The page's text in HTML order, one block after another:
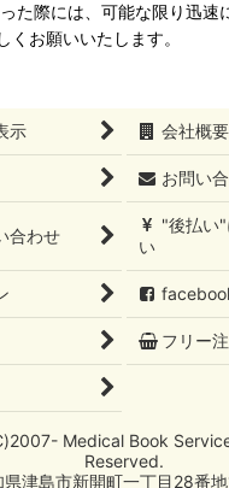
た際には、可能な限り迅速
くお願いいたします。
示 会社概要
お問い
合わせ
"後払い
い
フリー
Medical Book
Reserved.
津島市新開町一丁目28番